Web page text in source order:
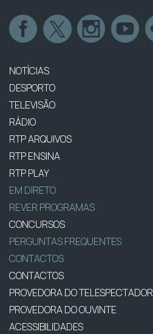
NOTÍCIAS
DESPORTO
TELEVISÃO
RÁDIO
RTP ARQUIVOS
RTP ENSINA
RTP PLAY
EM DIRETO
REVER PROGRAMAS
CONCURSOS
PERGUNTAS FREQUENTES
CONTACTOS
CONTACTOS
PROVEDORA DO TELESPECTADOR
PROVEDORA DO OUVINTE
ACESSIBILIDADES